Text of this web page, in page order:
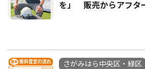
を」 販売からアフタ
さがみはら中央区・緑区